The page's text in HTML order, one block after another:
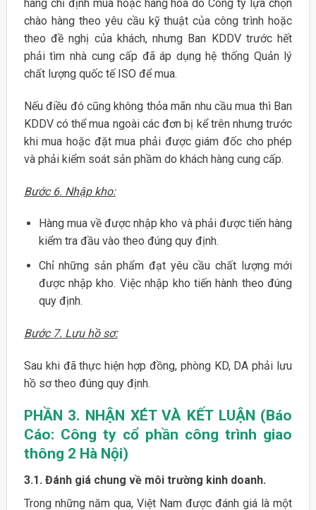
hàng chỉ định mua hoặc hàng hóa do Công ty lựa chọn
chào hàng theo yêu cầu kỹ thuật của công trình hoặc
theo đề nghị của khách, nhưng Ban KDDV trước hết
phải tìm nhà cung cấp đã áp dụng hệ thống Quản lý
chất lượng quốc tế ISO để mua.
Nếu điều đó cũng không thỏa mãn nhu cầu mua thì Ban
KDDV có thể mua ngoài các đơn bị kể trên nhưng trước
khi mua hoặc đặt mua phải được giám đốc cho phép
và phải kiểm soát sản phầm do khách hàng cung cấp.
Bước 6. Nhập kho:
Hàng mua về được nhập kho và phải được tiến hàng
kiểm tra đầu vào theo đúng quy định.
Chỉ những sản phẩm đạt yêu cầu chất lượng mới
được nhập kho. Việc nhập kho tiến hành theo đúng
quy định.
Bước 7. Lưu hồ sơ:
Sau khi đã thực hiện hợp đồng, phòng KD, DA phải lưu
hồ sơ theo đúng quy định.
PHẦN 3. NHẬN XÉT VÀ KẾT LUẬN (Báo
Cáo: Công ty cổ phần công trình giao
thông 2 Hà Nội)
3.1. Đánh giá chung về môi trường kinh doanh.
Trong những năm qua, Việt Nam được đánh giá là một